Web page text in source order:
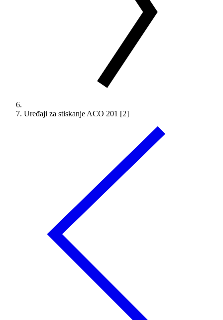
Uređaji za stiskanje ACO 201 [2]